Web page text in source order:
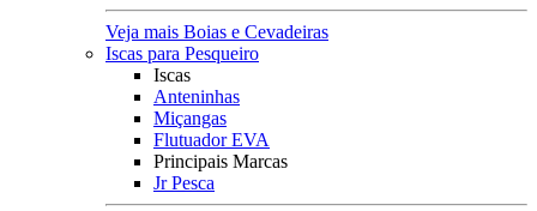
Veja mais Boias e Cevadeiras
Iscas para Pesqueiro
Iscas
Anteninhas
Miçangas
Flutuador EVA
Principais Marcas
Jr Pesca